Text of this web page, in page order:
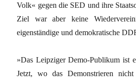
Volk« gegen die SED und ihre
Ziel war aber keine
eigenständige und demokratische
»Das Leipziger Demo-Publikum ist
Jetzt, wo das Demonstrieren